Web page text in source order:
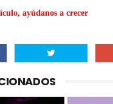
ayúdanos a crecer